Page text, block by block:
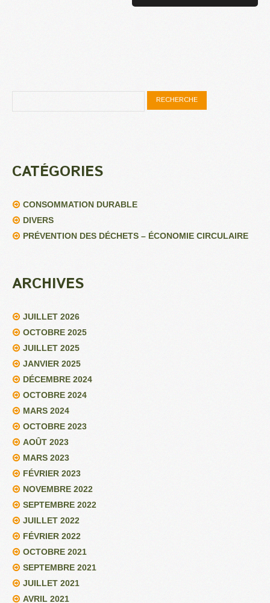
CATÉGORIES
CONSOMMATION DURABLE
DIVERS
PRÉVENTION DES DÉCHETS – ÉCONOMIE CIRCULAIRE
ARCHIVES
JUILLET 2026
OCTOBRE 2025
JUILLET 2025
JANVIER 2025
DÉCEMBRE 2024
OCTOBRE 2024
MARS 2024
OCTOBRE 2023
AOÛT 2023
MARS 2023
FÉVRIER 2023
NOVEMBRE 2022
SEPTEMBRE 2022
JUILLET 2022
FÉVRIER 2022
OCTOBRE 2021
SEPTEMBRE 2021
JUILLET 2021
AVRIL 2021